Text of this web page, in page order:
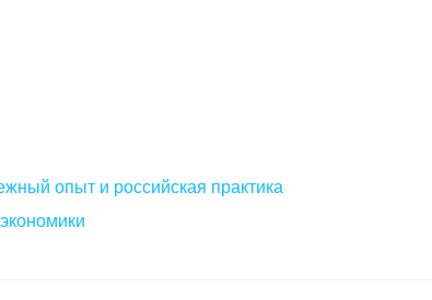
опыт и российская практика